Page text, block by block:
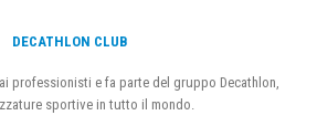
DECATHLON CLUB
professionisti e fa parte del gruppo Decathlon,
sportive in tutto il mondo.